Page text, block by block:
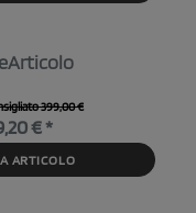
399,00 €
€ *
ARTICOLO